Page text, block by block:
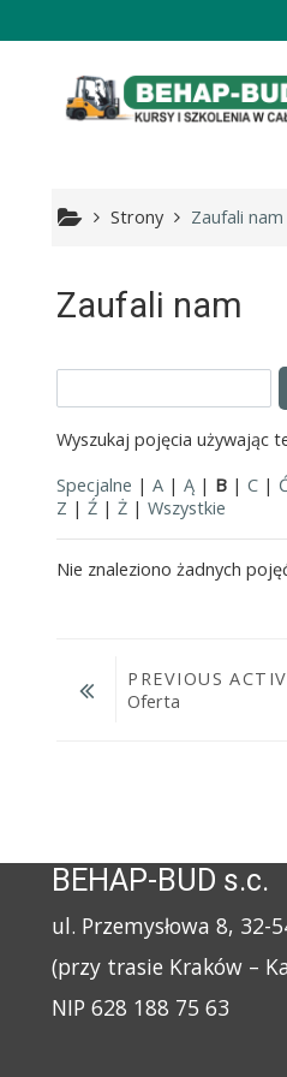
Strony Zaufali nam
Zaufali nam
Wyszukaj pojęcia używając
Specjalne |A |Ą | B |C |
Z |Ź |Ż |Wszystkie
Nie znaleziono żadnych
PREVIOUS
Oferta
BEHAP-BUD s.c.
ul. Przemysłowa 8, 32-
(przy trasie Kraków –
NIP 628 188 75 63